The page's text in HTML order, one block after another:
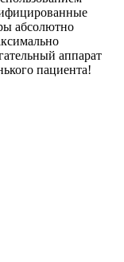
абсолютно
аппарат
пациента!